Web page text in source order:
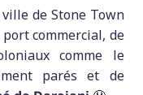
de Stone Town
commercial, de
comme le
parés et de